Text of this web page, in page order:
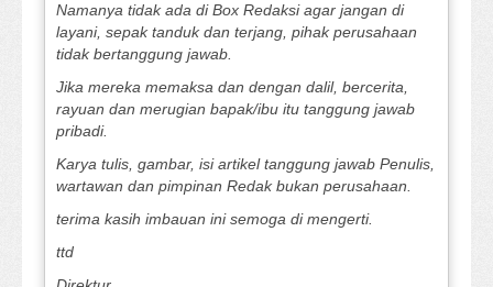
Namanya tidak ada di Box Redaksi agar jangan di
layani, sepak tanduk dan terjang, pihak perusahaan
tidak bertanggung jawab.
Jika mereka memaksa dan dengan dalil, bercerita,
rayuan dan merugian bapak/ibu itu tanggung jawab
pribadi.
Karya tulis, gambar, isi artikel tanggung jawab Penulis,
wartawan dan pimpinan Redak bukan perusahaan.
terima kasih imbauan ini semoga di mengerti.
ttd